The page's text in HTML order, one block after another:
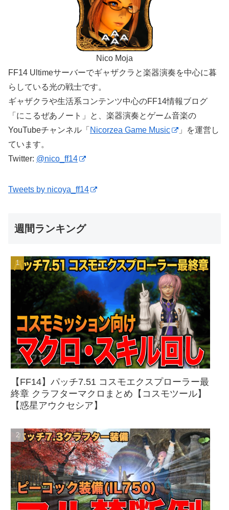
Nico Moja
FF14 Ultimeサーバーでギャザクラと楽器演奏を中心に暮
らしている光の戦士です。
ギャザクラや生活系コンテンツ中心のFF14情報ブログ
「にこるぜあノート」と、楽器演奏とゲーム音楽の
YouTubeチャンネル「 Nicorzea Game Music
」を運営し
ています。
Twitter: @nico_ff14
Tweets by nicoya_ff14
週間ランキング
【FF14】パッチ7.51 コスモエクスプローラー最
終章 クラフターマクロまとめ【コスモツール】
【惑星アウクセシア】